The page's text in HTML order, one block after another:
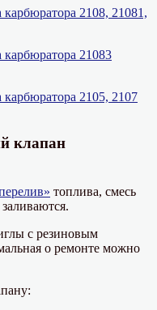
карбюратора 2108, 21081,
карбюратора 21083
карбюратора 2105, 2107
клапан
топлива, смесь
с резиновым
о ремонте можно